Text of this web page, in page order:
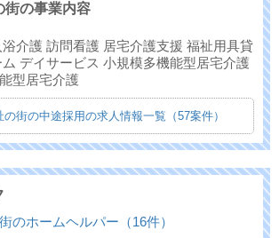
街の事業内容
介護 訪問看護 居宅介護支援 福祉用具貸
デイサービス 小規模多機能型居宅介護
型居宅介護
街の中途採用の求人情報一覧（57案件）
のホームヘルパー（16件）